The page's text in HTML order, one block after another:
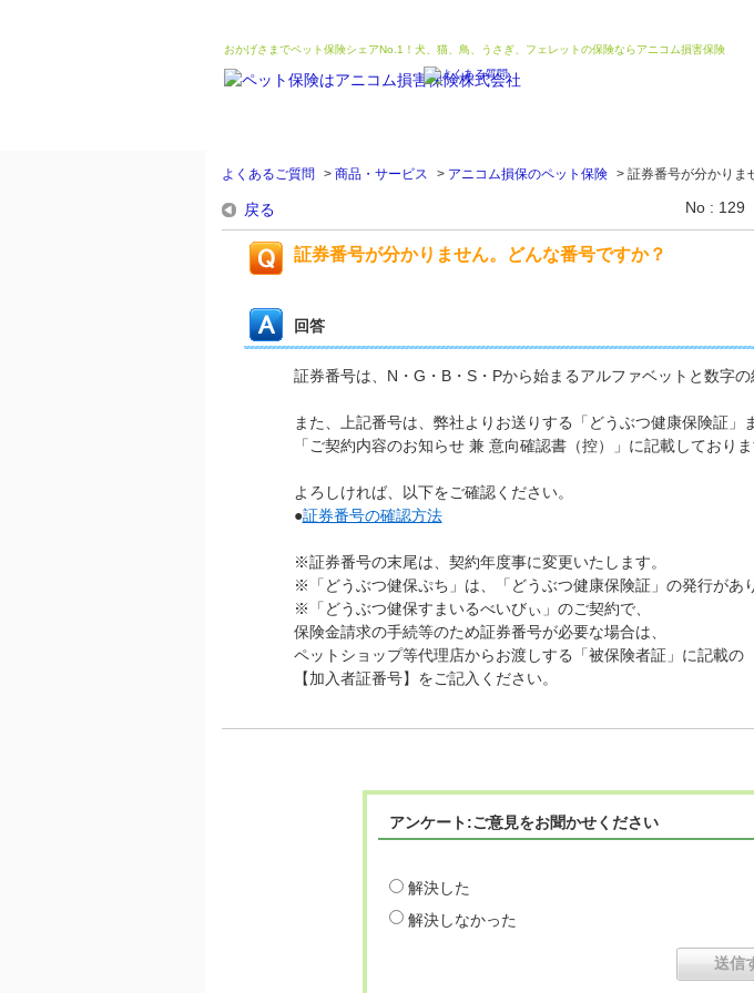
おかげさまでペット保険シェアNo.1！犬、猫、鳥、うさぎ、フェレットの保険ならアニコム損害保険
よくあるご質問 > 商品・サービス > アニコム損保のペット保険 > 証券番号が分かりま
戻る No : 129
証券番号が分かりません。どんな番号ですか？
回答
証券番号は、N・G・B・S・Pから始まるアルファベットと数字の
また、上記番号は、弊社よりお送りする「どうぶつ健康保険証」
「ご契約内容のお知らせ 兼 意向確認書（控）」に記載しておりま
よろしければ、以下をご確認ください。
●証券番号の確認方法
※証券番号の末尾は、契約年度事に変更いたします。
※「どうぶつ健保ぷち」は、「どうぶつ健康保険証」の発行があ
※「どうぶつ健保すまいるべいびぃ」のご契約で、
保険金請求の手続等のため証券番号が必要な場合は、
ペットショップ等代理店からお渡しする「被保険者証」に記載の
【加入者証番号】をご記入ください。
アンケート:ご意見をお聞かせください
解決した
解決しなかった